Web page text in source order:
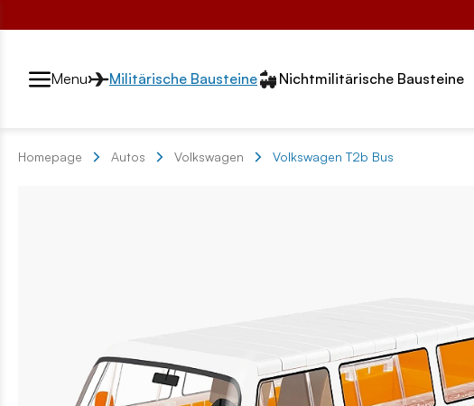
Przełącznik segmentów2
Menu Militärische Bausteine Nichtmilitärische Bausteine
Homepage Autos Volkswagen Volkswagen T2b Bus